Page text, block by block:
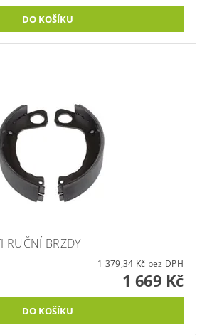
RUČNÍ BRZDY
1 379,34 Kč bez DPH
1 669 Kč